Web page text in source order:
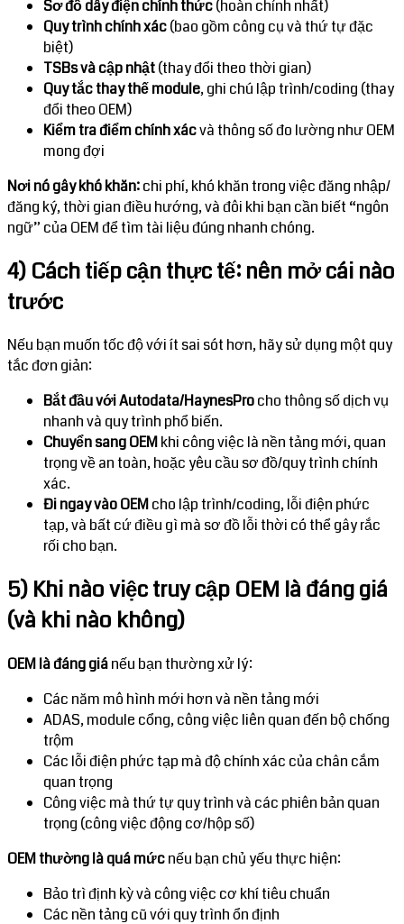
Sơ đồ dây điện chính thức(hoàn chỉnh nhất)
Quy trình chính xác(bao gồm công cụ và thứ tự đặc
biệt)
TSBs và cập nhật(thay đổi theo thời gian)
Quy tắc thay thế module, ghi chú lập trình/coding (thay
đổi theo OEM)
Kiểm tra điểm chính xácvà thông số đo lường như OEM
mong đợi
Nơi nó gây khó khăn:chi phí, khó khăn trong việc đăng nhập/
đăng ký, thời gian điều hướng, và đôi khi bạn cần biết “ngôn
ngữ” của OEM để tìm tài liệu đúng nhanh chóng.
4) Cách tiếp cận thực tế: nên mở cái nào
trước
Nếu bạn muốn tốc độ với ít sai sót hơn, hãy sử dụng một quy
tắc đơn giản:
Bắt đầu với Autodata/HaynesProcho thông số dịch vụ
nhanh và quy trình phổ biến.
Chuyển sang OEMkhi công việc là nền tảng mới, quan
trọng về an toàn, hoặc yêu cầu sơ đồ/quy trình chính
xác.
Đi ngay vào OEMcho lập trình/coding, lỗi điện phức
tạp, và bất cứ điều gì mà sơ đồ lỗi thời có thể gây rắc
rối cho bạn.
5) Khi nào việc truy cập OEM là đáng giá
(và khi nào không)
OEM là đáng giánếu bạn thường xử lý:
Các năm mô hình mới hơn và nền tảng mới
ADAS, module cổng, công việc liên quan đến bộ chống
trộm
Các lỗi điện phức tạp mà độ chính xác của chân cắm
quan trọng
Công việc mà thứ tự quy trình và các phiên bản quan
trọng (công việc động cơ/hộp số)
OEM thường là quá mứcnếu bạn chủ yếu thực hiện:
Bảo trì định kỳ và công việc cơ khí tiêu chuẩn
Các nền tảng cũ với quy trình ổn định